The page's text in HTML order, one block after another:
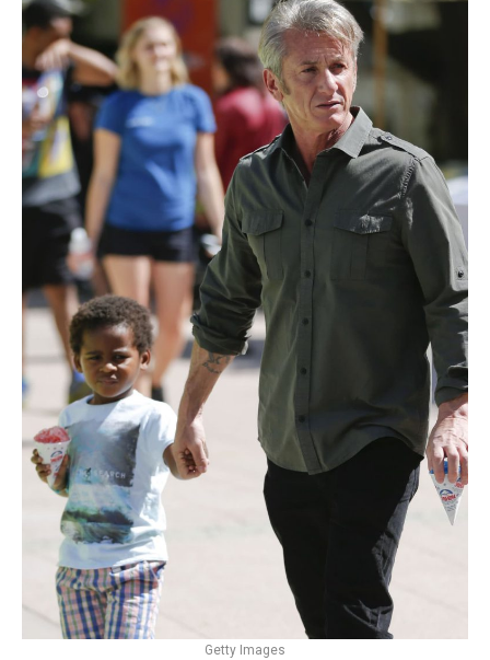
Getty Images